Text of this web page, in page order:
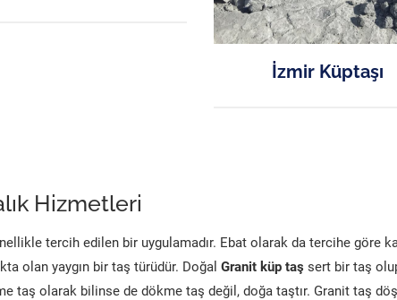
İzmir Küptaşı
Hizmetleri
tercih edilen bir uygulamadır. Ebat olarak da tercihe göre
olan yaygın bir taş türüdür. Doğal Granit küp taş sert bir taş
taş olarak bilinse de dökme taş değil, doğa taştır. Granit taş